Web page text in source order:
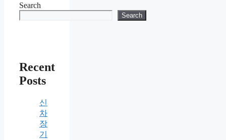
Search
Search
Recent
Posts
신
차
장
기